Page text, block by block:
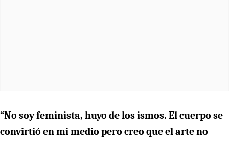
“No soy feminista, huyo de los ismos. El cuerpo se
convirtió en mi medio pero creo que el arte no